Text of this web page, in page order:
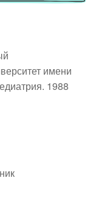
имени
1988